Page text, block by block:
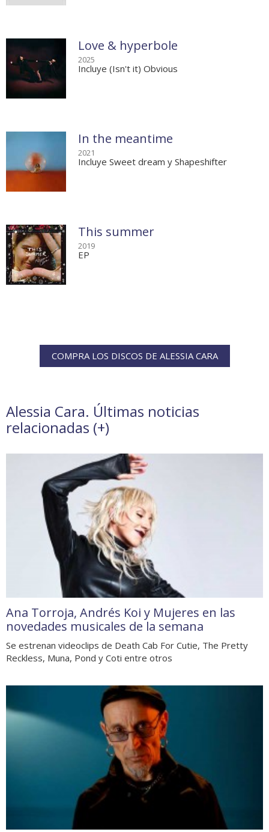
Love & hyperbole
2025
Incluye (Isn't it) Obvious
In the meantime
2021
Incluye Sweet dream y Shapeshifter
This summer
2019
EP
COMPRA LOS DISCOS DE ALESSIA CARA
Alessia Cara. Últimas noticias
relacionadas (+)
Ana Torroja, Andrés Koi y Mujeres en las
novedades musicales de la semana
Se estrenan videoclips de Death Cab For Cutie, The Pretty
Reckless, Muna, Pond y Coti entre otros